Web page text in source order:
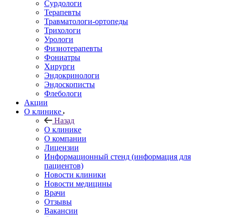
Сурдологи
Терапевты
Травматологи-ортопеды
Трихологи
Урологи
Физиотерапевты
Фониатры
Хирурги
Эндокринологи
Эндоскописты
Флебологи
Акции
О клинике
Назад
О клинике
О компании
Лицензии
Информационный стенд (информация для
пациентов)
Новости клиники
Новости медицины
Врачи
Отзывы
Вакансии